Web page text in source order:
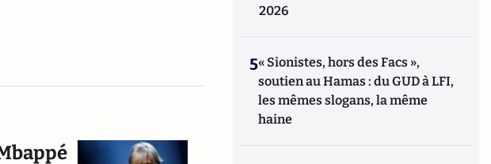
2026
5« Sionistes, hors des Facs »,
soutien au Hamas : du GUD à LFI,
les mêmes slogans, la même
haine